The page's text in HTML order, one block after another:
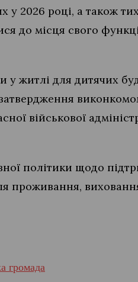
у 2026 році, а також
до місця свого
у житлі для дитячих
військової
політики щодо
проживання,
громада